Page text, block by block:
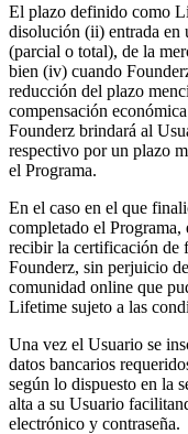
El plazo definido como
disolución (ii) entrada en
(parcial o total), de la
bien (iv) cuando
reducción del plazo
compensación
Founderz brindará al
respectivo por un plazo
el Programa.
En el caso en el que
completado el
recibir la certificación de
Founderz, sin perjuicio
comunidad online que
Lifetime sujeto a las
Una vez el Usuario se
datos bancarios
según lo dispuesto en la
alta a su Usuario
electrónico y contraseña.